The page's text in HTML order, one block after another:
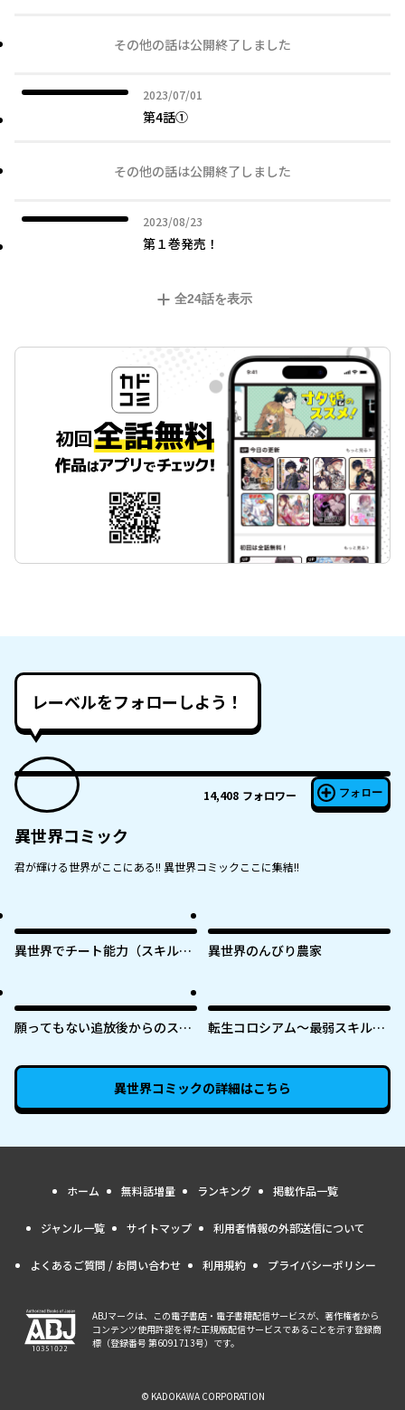
その他の話は公開終了しました
2023/07/01
2023年07月01日
第4話①
その他の話は公開終了しました
2023/08/23
2023年08月23日
第１巻発売！
全24話を表示
レーベルをフォローしよう！
14,408 フォロワー フォロー
異世界コミック
君が輝ける世界がここにある!! 異世界コミックここに集結!!
異世界でチート能力（スキル）
無双する ～レベルアップは人生
を変えた～
異世界のんびり農家
願ってもない追放後からのスロ
り行きで美少女ギャルの師匠に
なったらなぜかめちゃくちゃ懐
かれた〜
転生コロシアム～最弱スキルで
ーレム作ります～
異世界コミックの詳細はこちら
ホーム 無料話増量 ランキング 掲載作品一覧
ジャンル一覧 サイトマップ 利用者情報の外部送信について
よくあるご質問 / お問い合わせ 利用規約 プライバシーポリシー
ABJマークは、この電子書店・電子書籍配信サービスが、著作権者から
コンテンツ使用許諾を得た正規版配信サービスであることを示す登録商
標（登録番号 第6091713号）です。
© KADOKAWA CORPORATION